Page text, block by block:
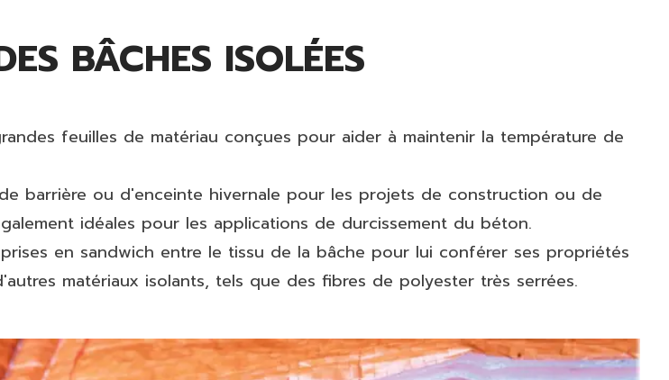
BÂCHES ISOLÉES
feuilles de matériau conçues pour aider à maintenir la température de
barrière ou d'enceinte hivernale pour les projets de construction ou de
idéales pour les applications de durcissement du béton.
en sandwich entre le tissu de la bâche pour lui conférer ses propriétés
matériaux isolants, tels que des fibres de polyester très serrées.